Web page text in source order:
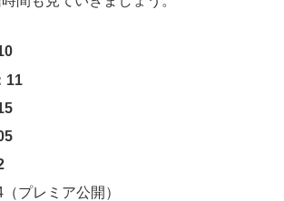
11
プレミア公開）